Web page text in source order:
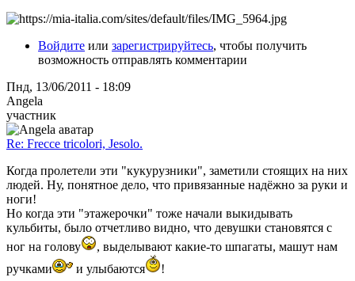
Войдите или зарегистрируйтесь, чтобы получить
возможность отправлять комментарии
Пнд, 13/06/2011 - 18:09
Angela
участник
Re: Frecce tricolori, Jesolo.
Когда пролетели эти "кукурузники", заметили стоящих на них
людей. Ну, понятное дело, что привязанные надёжно за руки и
ноги!
Но когда эти "этажерочки" тоже начали выкидывать
кульбиты, было отчетливо видно, что девушки становятся с
ног на голову
, выделывают какие-то шпагаты, машут нам
ручками
и улыбаются !